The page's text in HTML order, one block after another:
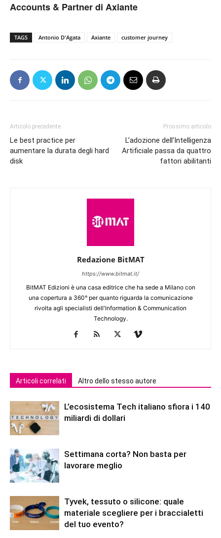
Accounts & Partner di Axiante
TAGS Antonio D'Agata Axiante customer journey
Articolo precedente
Le best practice per
aumentare la durata degli hard
disk
Prossimo articolo
L’adozione dell’Intelligenza
Artificiale passa da quattro
fattori abilitanti
Redazione BitMAT
https://www.bitmat.it/
BitMAT Edizioni è una casa editrice che ha sede a Milano con
una copertura a 360° per quanto riguarda la comunicazione
rivolta agli specialisti dell'lnformation & Communication
Technology.
Articoli correlati Altro dello stesso autore
L’ecosistema Tech italiano sfiora i 140
miliardi di dollari
Settimana corta? Non basta per
lavorare meglio
Tyvek, tessuto o silicone: quale
materiale scegliere per i braccialetti
del tuo evento?